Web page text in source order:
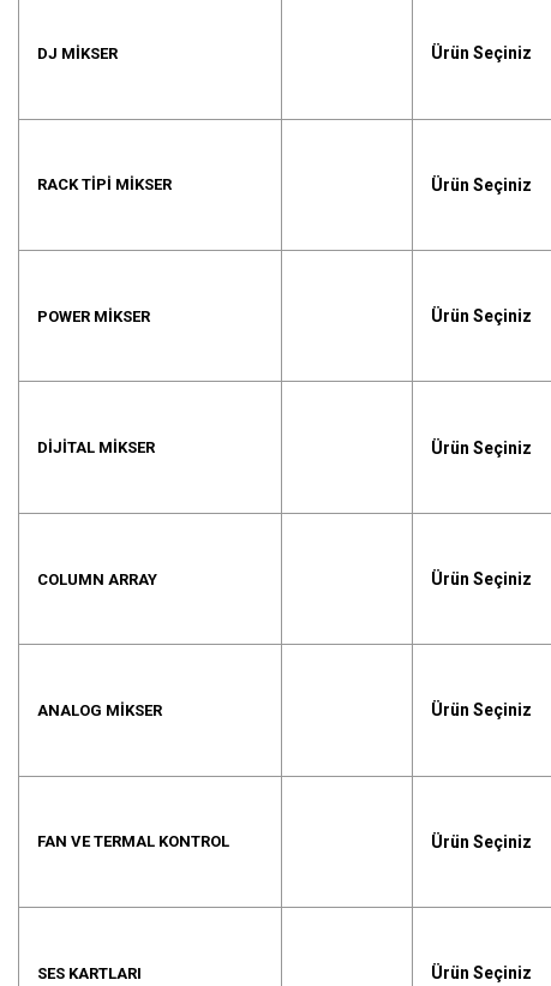
DJ MIKSER Ürün Seçiniz
RACK TIPI MIKSER Ürün Seçiniz
POWER MIKSER Ürün Seçiniz
DIJITAL MIKSER Ürün Seçiniz
COLUMN ARRAY Ürün Seçiniz
ANALOG MIKSER Ürün Seçiniz
FAN VE TERMAL KONTROL Ürün Seçiniz
SES KARTLARI Ürün Seçiniz